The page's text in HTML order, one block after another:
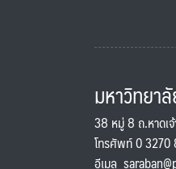
มหาวิทยา
38 หมู่ 8 ถ.หาดเ
โทรศัพท์ 0 3270
อีเมล